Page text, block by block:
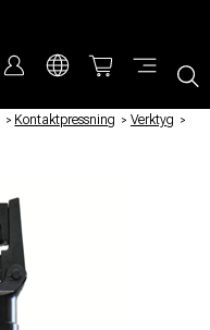
/ Kontaktpressning / Verktyg /